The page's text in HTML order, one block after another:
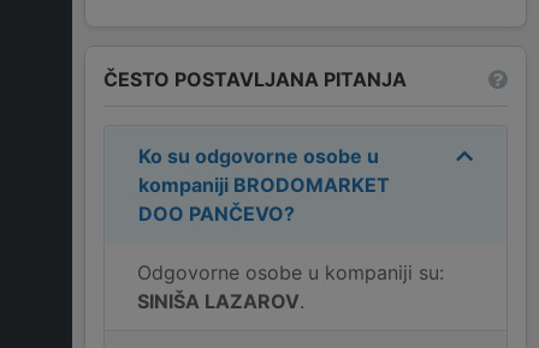
ČESTO POSTAVLJANA PITANJA
Ko su odgovorne osobe u
kompaniji BRODOMARKET
DOO PANČEVO?
Odgovorne osobe u kompaniji su:
SINIŠA LAZAROV.